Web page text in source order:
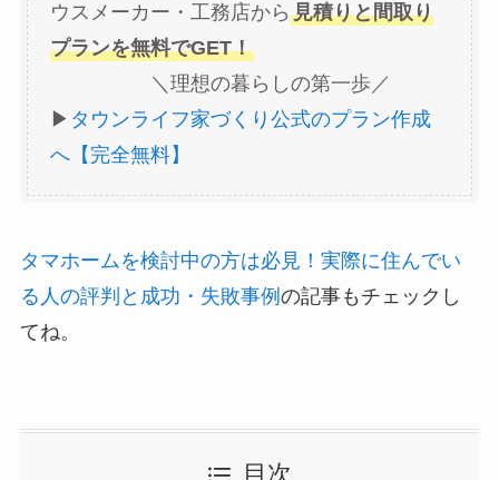
ウスメーカー・工務店から 見積りと間取り
プランを無料でGET！
＼理想の暮らしの第一歩／
▶︎ タウンライフ家づくり公式のプラン作成
へ【完全無料】
タマホームを検討中の方は必見！実際に住んでい
る人の評判と成功・失敗事例 の記事もチェックし
てね。